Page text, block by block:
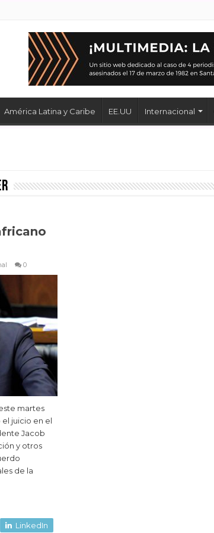
América Latina y Caribe EE.UU Internacional
0
martes
juicio en el
Jacob
y otros
de la
LinkedIn